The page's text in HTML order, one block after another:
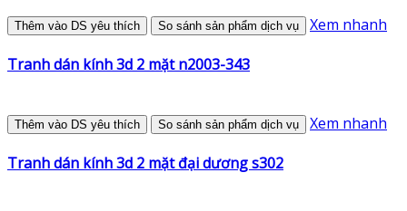
Thêm vào DS yêu thích So sánh sản phẩm dịch vụ Xem nhanh
Tranh dán kính 3d 2 mặt n2003-343
Thêm vào DS yêu thích So sánh sản phẩm dịch vụ Xem nhanh
Tranh dán kính 3d 2 mặt đại dương s302